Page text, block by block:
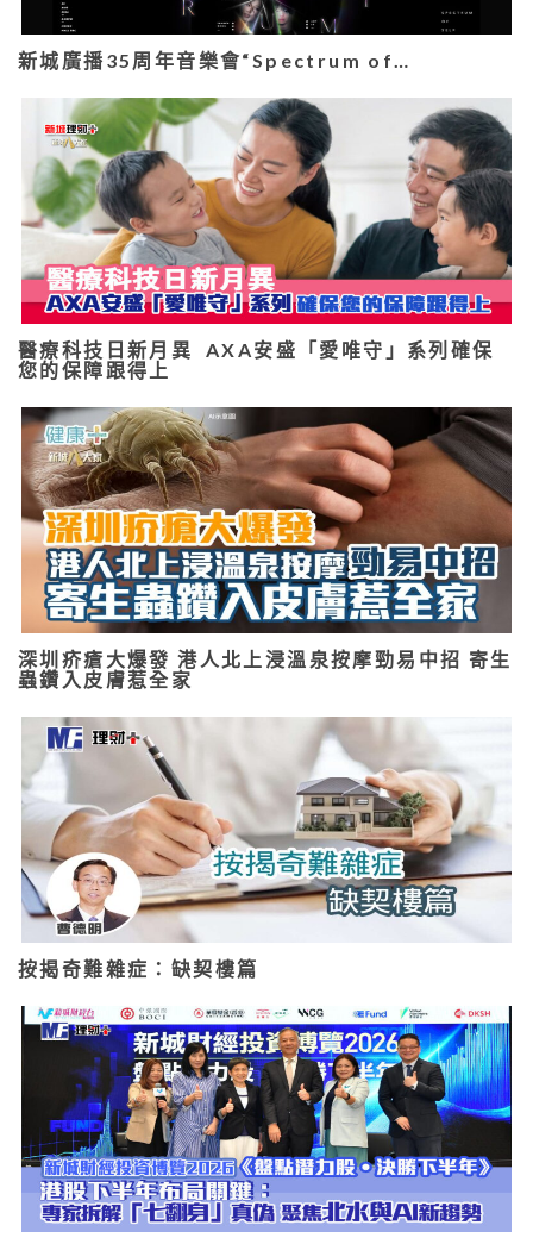
新城廣播35周年音樂會“Spectrum of…
醫療科技日新月異 AXA安盛「愛唯守」系列確保
您的保障跟得上
深圳疥瘡大爆發 港人北上浸溫泉按摩勁易中招 寄生
蟲鑽入皮膚惹全家
按揭奇難雜症：缺契樓篇